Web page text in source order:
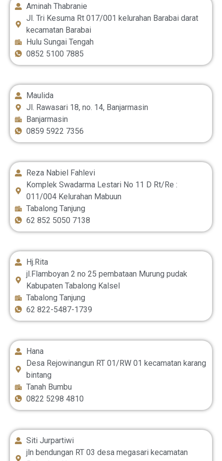
Aminah Thabranie
Jl. Tri Kesuma Rt 017/001 kelurahan Barabai darat
kecamatan Barabai
Hulu Sungai Tengah
0852 5100 7885
Maulida
Jl. Rawasari 18, no. 14, Banjarmasin
Banjarmasin
0859 5922 7356
Reza Nabiel Fahlevi
Komplek Swadarma Lestari No 11 D Rt/Re :
011/004 Kelurahan Mabuun
Tabalong Tanjung
62 852 5050 7138
Hj.Rita
jl.Flamboyan 2 no 25 pembataan Murung pudak
Kabupaten Tabalong Kalsel
Tabalong Tanjung
62 822-5487-1739
Hana
Desa Rejowinangun RT 01/RW 01 kecamatan karang
bintang
Tanah Bumbu
0822 5298 4810
Siti Jurpartiwi
jln bendungan RT 03 desa megasari kecamatan